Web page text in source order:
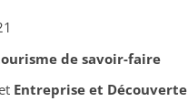
de savoir-faire
Entreprise et Découverte